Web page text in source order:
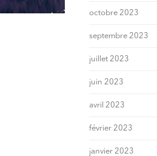
octobre 2023
septembre 2023
juillet 2023
juin 2023
avril 2023
février 2023
janvier 2023